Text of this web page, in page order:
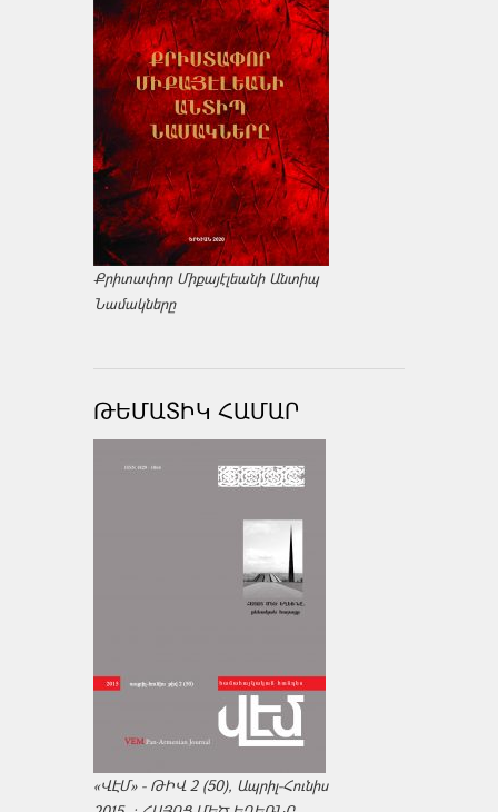
Քրիտափոր Միքայէլեանի Անտիպ
Նամակները
ԹԵՄԱՏԻԿ ՀԱՄԱՐ
«ՎԷՄ» - ԹԻՎ 2 (50), Ապրիլ-Հունիս